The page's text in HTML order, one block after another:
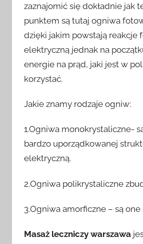
zaznajomić się dokładnie jak
punktem są tutaj ogniwa
dzięki jakim powstają reakcje
elektryczną jednak na
energie na prąd, jaki jest w
korzystać.
Jakie znamy rodzaje ogniw:
1.Ogniwa monokrystaliczne-
bardzo uporządkowanej
elektryczną.
2.Ogniwa polikrystaliczne
3.Ogniwa amorficzne – są
Masaż leczniczy warszawa